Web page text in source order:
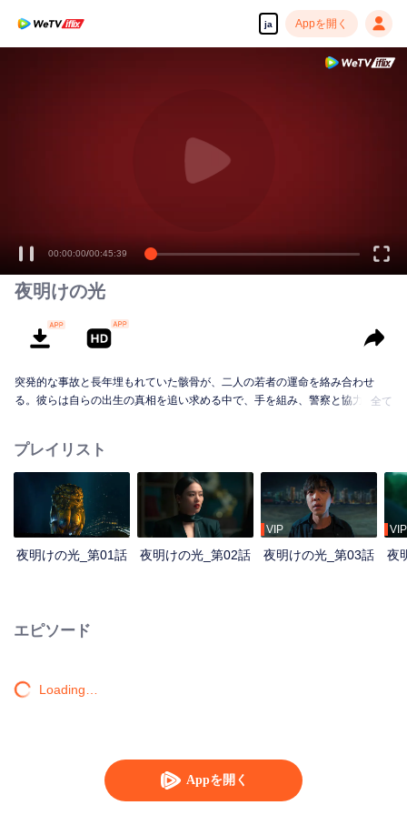
ja Appを開く
Appを開く
00:00:00/00:45:39
夜明けの光
突発的な事故と長年埋もれていた骸骨が、二人の若者の運命を絡み合わせ
る。彼らは自らの出生の真相を追い求める中で、手を組み、警察と協力して
全て
プレイリスト
夜明けの光_第01話 夜明けの光_第02話
VIP
夜明けの光_第03話
VIP
夜
エピソード
Loading…